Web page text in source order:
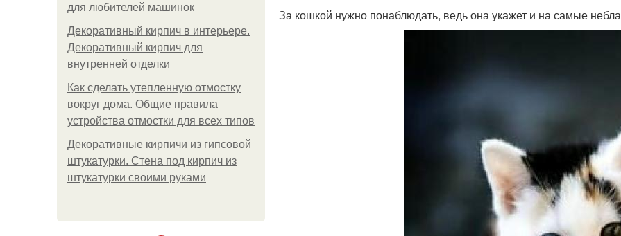
для любителей машинок
Декоративный кирпич в интерьере.
Декоративный кирпич для
внутренней отделки
Как сделать утепленную отмостку
вокруг дома. Общие правила
устройства отмостки для всех типов
Декоративные кирпичи из гипсовой
штукатурки. Стена под кирпич из
штукатурки своими руками
За кошкой нужно понаблюдать, ведь она укажет и на самые